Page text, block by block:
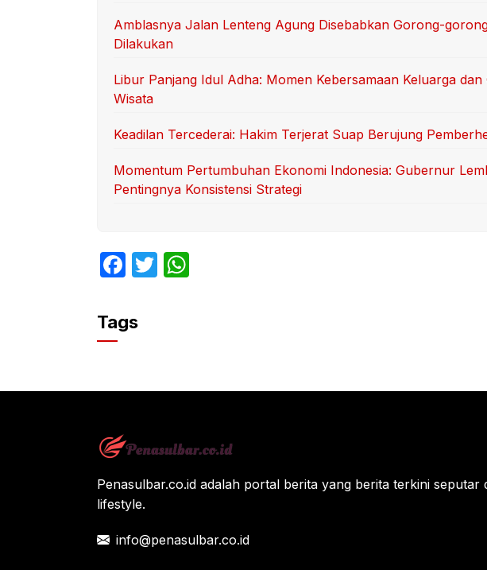
Amblasnya Jalan Lenteng Agung Disebabkan Gorong-
Dilakukan
Libur Panjang Idul Adha: Momen Kebersamaan Keluarga
Wisata
Keadilan Tercederai: Hakim Terjerat Suap Berujung
Momentum Pertumbuhan Ekonomi Indonesia: Gubernur
Pentingnya Konsistensi Strategi
F
c
e
o
k
T
p
Tags
Penasulbar.co.id adalah portal berita yang berita terkini
lifestyle.
info@penasulbar.co.id